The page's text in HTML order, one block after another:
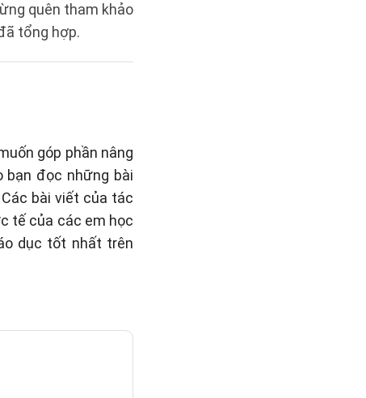
quên tham khảo
tổng hợp.
góp phần nâng
bạn đọc những bài
bài viết của tác
tế của các em học
dục tốt nhất trên